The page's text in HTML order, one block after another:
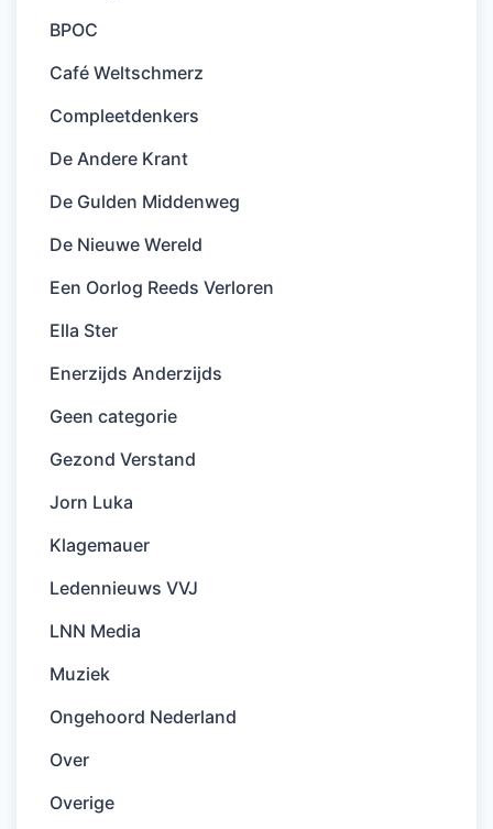
BPOC
Café Weltschmerz
Compleetdenkers
De Andere Krant
De Gulden Middenweg
De Nieuwe Wereld
Een Oorlog Reeds Verloren
Ella Ster
Enerzijds Anderzijds
Geen categorie
Gezond Verstand
Jorn Luka
Klagemauer
Ledennieuws VVJ
LNN Media
Muziek
Ongehoord Nederland
Over
Overige